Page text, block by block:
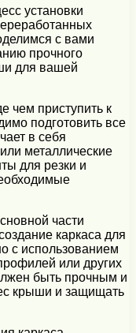
установки
с вами
прочного
для вашей
чем приступить к
подготовить все
в себя
металлические
для резки и
части
каркаса для
с использованием
или других
быть прочным и
крыши и защищать